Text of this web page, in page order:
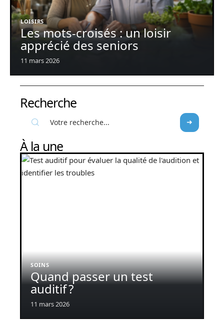
LOISIRS
Les mots-croisés : un loisir
apprécié des seniors
11 mars 2026
Recherche
À la une
SOINS
Quand passer un test
auditif ?
11 mars 2026